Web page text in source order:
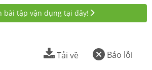
bài tập vận dụng tại đây!
Báo lỗi
Tải về